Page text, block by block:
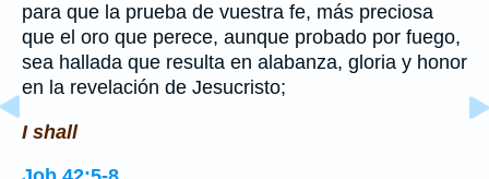
para que la prueba de vuestra fe, más preciosa
que el oro que perece, aunque probado por fuego,
sea hallada que resulta en alabanza, gloria y honor
en la revelación de Jesucristo;
I shall